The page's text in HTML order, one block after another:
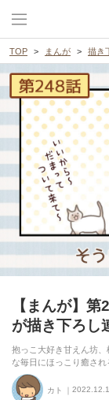
TOP まんが 描き
【まんが】
が描き下ろし
抱っこ大好き甘えん坊
な毎日にほっこり癒さ
カト